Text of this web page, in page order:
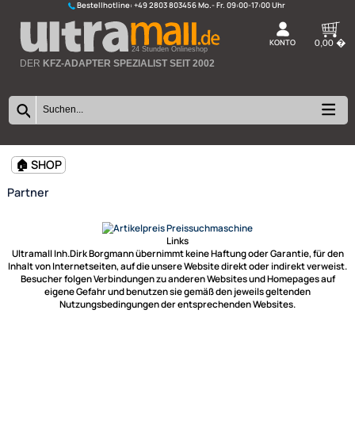
Bestellhotline:+49 2803 803456
24 Stunden Onlineshop
Links
Ultramall Inh.Dirk Borgmann übernimmt keine Haftung oder Garantie,
Inhalt von Internetseiten, auf die unsere Website direkt oder indirekt
Besucher folgen Verbindungen zu anderen Websites und